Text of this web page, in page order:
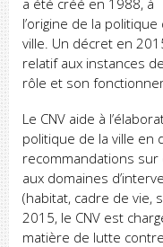
a été créé en 1988, à
l’origine de la politique
ville. Un décret en
relatif aux instances
rôle et son
Le CNV aide à
politique de la ville en
recommandations
aux domaines
(habitat, cadre de vie,
2015, le CNV est
matière de lutte